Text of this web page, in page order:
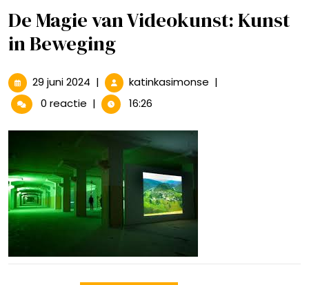
De Magie van Videokunst: Kunst
in Beweging
29 juni 2024 29
juni
2024
| katinkasimonse De|
0 reactie | 16:26